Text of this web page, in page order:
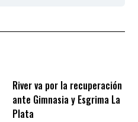
River va por la recuperación
ante Gimnasia y Esgrima La
Plata